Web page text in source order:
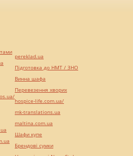
pereklad.ua
Підготовка до НМТ / ЗНО
Винна шафа
Перевезення хворих
hospice-life.com.ua/
mk-translations.ua
maltina.com.ua
Шафи купе
Брендові сумки